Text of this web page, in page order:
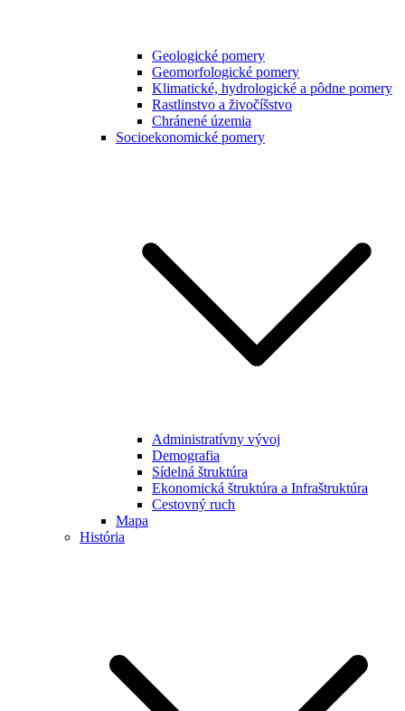
Geologické pomery
Geomorfologické pomery
Klimatické, hydrologické a pôdne pomery
Rastlinstvo a živočíšstvo
Chránené územia
Socioekonomické pomery
Administratívny vývoj
Demografia
Sídelná štruktúra
Ekonomická štruktúra a Infraštruktúra
Cestovný ruch
Mapa
História